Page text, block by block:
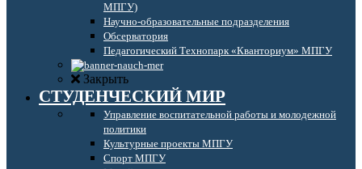
МПГУ)
Научно-образовательные подразделения
Обсерватория
Педагогический Технопарк «Кванториум» МПГУ
Закрыть
СТУДЕНЧЕСКИЙ МИР
Управление воспитательной работы и молодежной
политики
Культурные проекты МПГУ
Спорт МПГУ